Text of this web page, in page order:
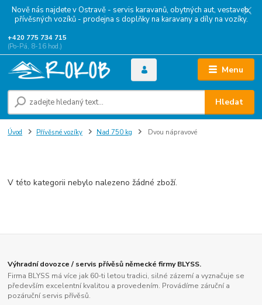
Nově nás najdete v Ostravě - servis karavanů, obytných aut, vestaveb,
přívěsných vozíků - prodejna s doplňky na karavany a díly na vozíky.
Menu
Hledat
+420 775 734 715
(Po-Pá, 8-16 hod.)
Úvod Přívěsné vozíky Nad 750 kg Dvou nápravové
V této kategorii nebylo nalezeno žádné zboží.
Výhradní dovozce / servis přívěsů německé firmy BLYSS.
Firma BLYSS má více jak 60-ti letou tradici, silné zázemí a vyznačuje se
především excelentní kvalitou a provedením. Provádíme záruční a
pozáruční servis přívěsů.